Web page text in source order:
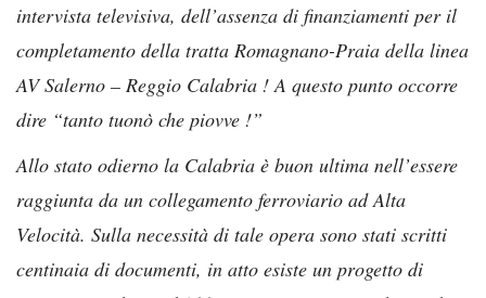
intervista televisiva, dell’assenza di finanziamenti per il
completamento della tratta Romagnano-Praia della linea
AV Salerno – Reggio Calabria !A questo punto occorre
dire “tanto tuonò che piovve !”
Allo stato odierno la Calabria è buon ultima nell’essere
raggiunta da un collegamento ferroviario ad Alta
Velocità. Sulla necessità di tale opera sono stati scritti
centinaia di documenti, in atto esiste un progetto di